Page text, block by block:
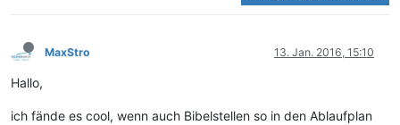
MaxStro 13. Jan. 2016, 15:10
Hallo,
ich fände es cool, wenn auch Bibelstellen so in den Ablaufplan